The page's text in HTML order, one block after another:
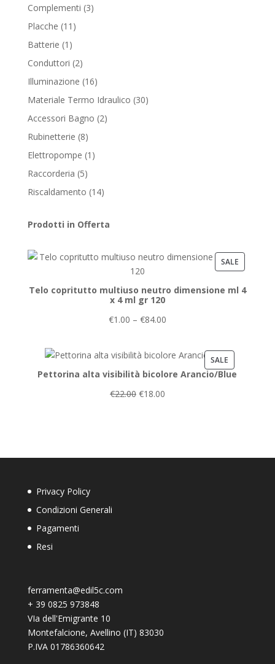
Complementi 33
Placche 11 11
Batterie 1 1
product
Conduttori 22
products
Illuminazione 1616
products
Materiale Termo Idraulico 3030
Accessori Bagno 22
Rubinetterie 88
products
Elettropompe 1 1
Raccorderia 55
products
Riscaldamento 1414
Prodotti in Offerta
SALE
SALE
Telo copritutto multiuso neutro dimensione ml 4
x 4 ml gr 120
€1.00 – €84.00
SALE
ON
Pettorina alta visibilità bicolore Arancio/Blue
€22.00 €18.00
Privacy Policy
Condizioni Generali
Pagamenti
Resi
ferramenta@edil5c.com
+ 39 0825 973848
VIa dell'Emigrante 10
Montefalcione, Avellino (IT) 83030
P.IVA 01786360642